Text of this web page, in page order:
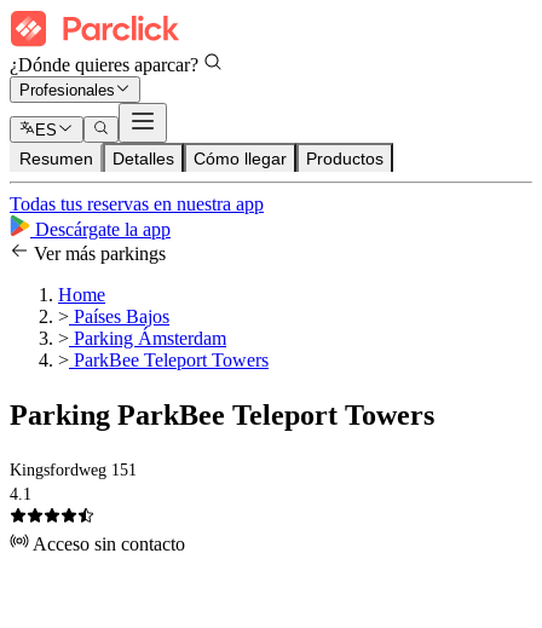
¿Dónde quieres aparcar?
Profesionales
ES
Resumen Detalles Cómo llegar Productos
Todas tus reservas en nuestra app
Descárgate la app
Ver más parkings
Home
> Países Bajos
> Parking Ámsterdam
> ParkBee Teleport Towers
Parking ParkBee Teleport Towers
Kingsfordweg 151
4.1
Acceso sin contacto